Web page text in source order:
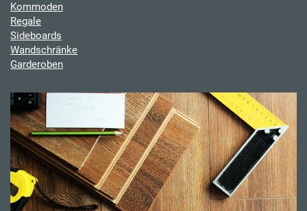
Kommoden
Regale
Sideboards
Wandschränke
Garderoben